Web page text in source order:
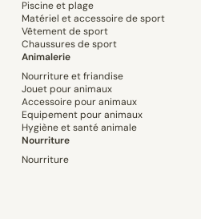
Piscine et plage
Matériel et accessoire de sport
Vêtement de sport
Chaussures de sport
Animalerie
Nourriture et friandise
Jouet pour animaux
Accessoire pour animaux
Equipement pour animaux
Hygiène et santé animale
Nourriture
Nourriture